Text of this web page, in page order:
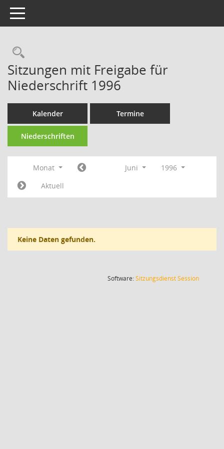
Toggle navigation
Rechercheauswahl
Sitzungen mit Freigabe für
Niederschrift 1996
Kalender Termine
Niederschriften
Monat Juni
1996
Aktuell
Keine Daten gefunden.
Software:SitzungsdienstSession(Wird in